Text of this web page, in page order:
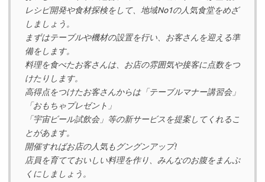
レシピ開発や食材探検をして、地域No1の人気食堂をめざ
しましょう。
まずはテーブルや機材の設置を行い、お客さんを迎える準
備をします。
料理を食べたお客さんは、お店の雰囲気や接客に点数をつ
けたりします。
高得点をつけたお客さんからは「テーブルマナー講習会」
「おもちゃプレゼント」
「宇宙ビール試飲会」等の新サービスを提案してくれるこ
とがあます。
開催すればお店の人気もグングンアップ!
店員を育てておいしい料理を作り、みんなのお腹をまんぷ
くにしましょう。